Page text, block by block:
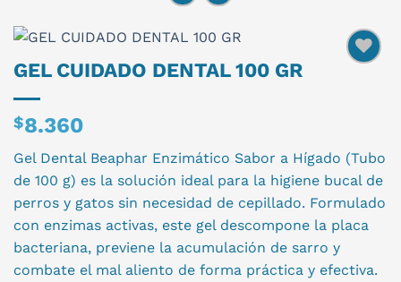
GEL CUIDADO DENTAL 100 GR
$8.360
Gel Dental Beaphar Enzimático Sabor a Hígado (Tubo
de 100 g) es la solución ideal para la higiene bucal de
perros y gatos sin necesidad de cepillado. Formulado
con enzimas activas, este gel descompone la placa
bacteriana, previene la acumulación de sarro y
combate el mal aliento de forma práctica y efectiva.